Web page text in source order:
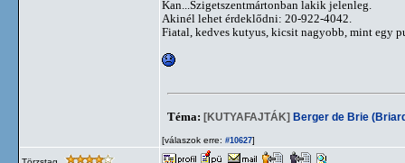
Kan...Szigetszentmártonban lakik jelenleg.
Akinél lehet érdeklődni: 20-922-4042.
Fiatal, kedves kutyus, kicsit nagyobb, mint egy
Téma: [KUTYAFAJTÁK] Berger de Brie
[válaszok erre: #10627]